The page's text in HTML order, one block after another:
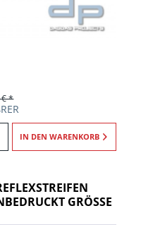
€ *
IN DEN WARENKORB
GRÖSSE X